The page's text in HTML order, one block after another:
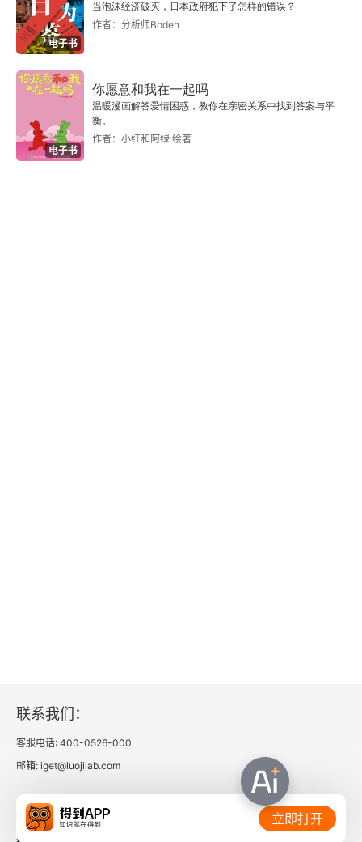
电子书
当泡沫经济破灭，日本政府犯下了怎样的错误？
作者：分析师Boden
电子书
你愿意和我在一起吗
温暖漫画解答爱情困惑，教你在亲密关系中找到答案与平
衡。
作者：小红和阿绿 绘著
联系我们：
客服电话: 400-0526-000
邮箱: iget@luojilab.com
相关链接： 立即打开